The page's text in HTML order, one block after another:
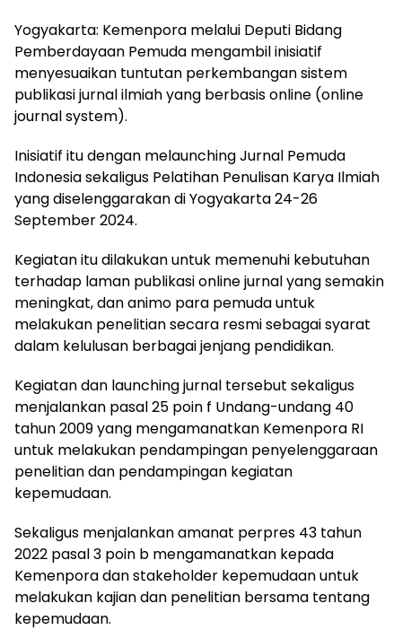
Yogyakarta: Kemenpora melalui Deputi Bidang
Pemberdayaan Pemuda mengambil inisiatif
menyesuaikan tuntutan perkembangan sistem
publikasi jurnal ilmiah yang berbasis online (online
journal system).
Inisiatif itu dengan melaunching Jurnal Pemuda
Indonesia sekaligus Pelatihan Penulisan Karya Ilmiah
yang diselenggarakan di Yogyakarta 24-26
September 2024.
Kegiatan itu dilakukan untuk memenuhi kebutuhan
terhadap laman publikasi online jurnal yang semakin
meningkat, dan animo para pemuda untuk
melakukan penelitian secara resmi sebagai syarat
dalam kelulusan berbagai jenjang pendidikan.
Kegiatan dan launching jurnal tersebut sekaligus
menjalankan pasal 25 poin f Undang-undang 40
tahun 2009 yang mengamanatkan Kemenpora RI
untuk melakukan pendampingan penyelenggaraan
penelitian dan pendampingan kegiatan
kepemudaan.
Sekaligus menjalankan amanat perpres 43 tahun
2022 pasal 3 poin b mengamanatkan kepada
Kemenpora dan stakeholder kepemudaan untuk
melakukan kajian dan penelitian bersama tentang
kepemudaan.